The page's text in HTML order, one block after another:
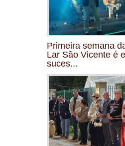
Primeira semana
Lar São Vicente é
suces...